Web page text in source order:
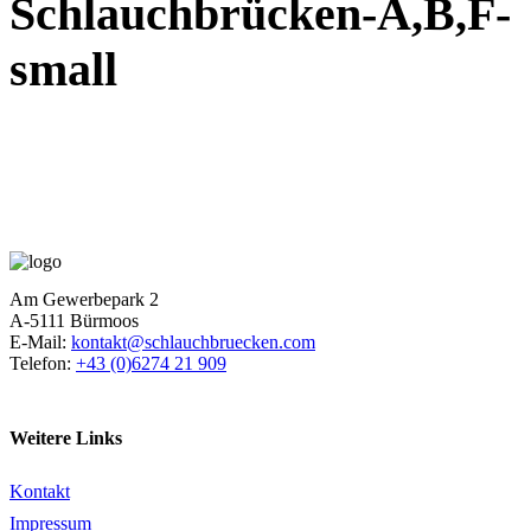
Schlauchbrücken-A,B,F-
small
Am Gewerbepark 2
A-5111 Bürmoos
E-Mail: kontakt@schlauchbruecken.com
Telefon: +43 (0)6274 21 909
Weitere Links
Kontakt
Impressum